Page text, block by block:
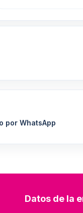
por WhatsApp
Datos de la